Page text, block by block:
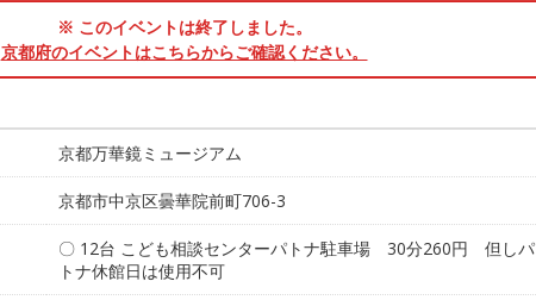
※ このイベントは終了しました。
京都府のイベントはこちらからご確認ください。
京都万華鏡ミュージアム
京都市中京区曇華院前町706-3
〇 12台 こども相談センターパトナ駐車場 30分260円 但しパ
トナ休館日は使用不可